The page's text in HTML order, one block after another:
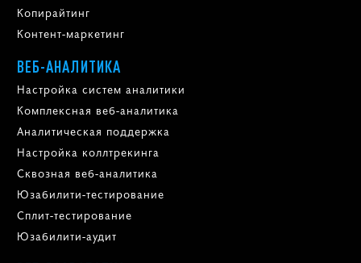
Копирайтинг
Контент-маркетинг
ВЕБ-АНАЛИТИКА
Настройка систем аналитики
Комплексная веб-аналитика
Аналитическая поддержка
Настройка коллтрекинга
Сквозная веб-аналитика
Юзабилити-тестирование
Сплит-тестирование
Юзабилити-аудит